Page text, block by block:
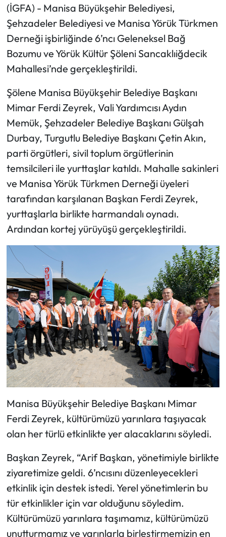
(İGFA) - Manisa Büyükşehir Belediyesi,
Şehzadeler Belediyesi ve Manisa Yörük Türkmen
Derneği işbirliğinde 6’ncı Geleneksel Bağ
Bozumu ve Yörük Kültür Şöleni Sancaklıiğdecik
Mahallesi’nde gerçekleştirildi.
Şölene Manisa Büyükşehir Belediye Başkanı
Mimar Ferdi Zeyrek, Vali Yardımcısı Aydın
Memük, Şehzadeler Belediye Başkanı Gülşah
Durbay, Turgutlu Belediye Başkanı Çetin Akın,
parti örgütleri, sivil toplum örgütlerinin
temsilcileri ile yurttaşlar katıldı. Mahalle sakinleri
ve Manisa Yörük Türkmen Derneği üyeleri
tarafından karşılanan Başkan Ferdi Zeyrek,
yurttaşlarla birlikte harmandalı oynadı.
Ardından kortej yürüyüşü gerçekleştirildi.
Manisa Büyükşehir Belediye Başkanı Mimar
Ferdi Zeyrek, kültürümüzü yarınlara taşıyacak
olan her türlü etkinlikte yer alacaklarını söyledi.
Başkan Zeyrek, “Arif Başkan, yönetimiyle birlikte
ziyaretimize geldi. 6’ncısını düzenleyecekleri
etkinlik için destek istedi. Yerel yönetimlerin bu
tür etkinlikler için var olduğunu söyledim.
Kültürümüzü yarınlara taşımamız, kültürümüzü
unutturmamız ve yarınlarla birleştirmemizin en
Ortaköy Haberleri
Osmancık Haberleri
Otomotiv
Resmi İlan
Resmi Reklam
Sağlık
Siyaset
Spor
Sungurlu Haberleri
Turizm
Uğurludağ Haberleri
Yaşam
Yayla Haber
Yemek Tarifleri
Yerel Haberler